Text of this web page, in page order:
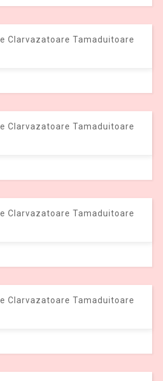
Clarvazatoare Tamaduitoare
Clarvazatoare Tamaduitoare
Clarvazatoare Tamaduitoare
Clarvazatoare Tamaduitoare